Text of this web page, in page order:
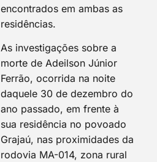
encontrados em ambas as
residências.
As investigações sobre a
morte de Adeilson Júnior
Ferrão, ocorrida na noite
daquele 30 de dezembro do
ano passado, em frente à
sua residência no povoado
Grajaú, nas proximidades da
rodovia MA-014, zona rural